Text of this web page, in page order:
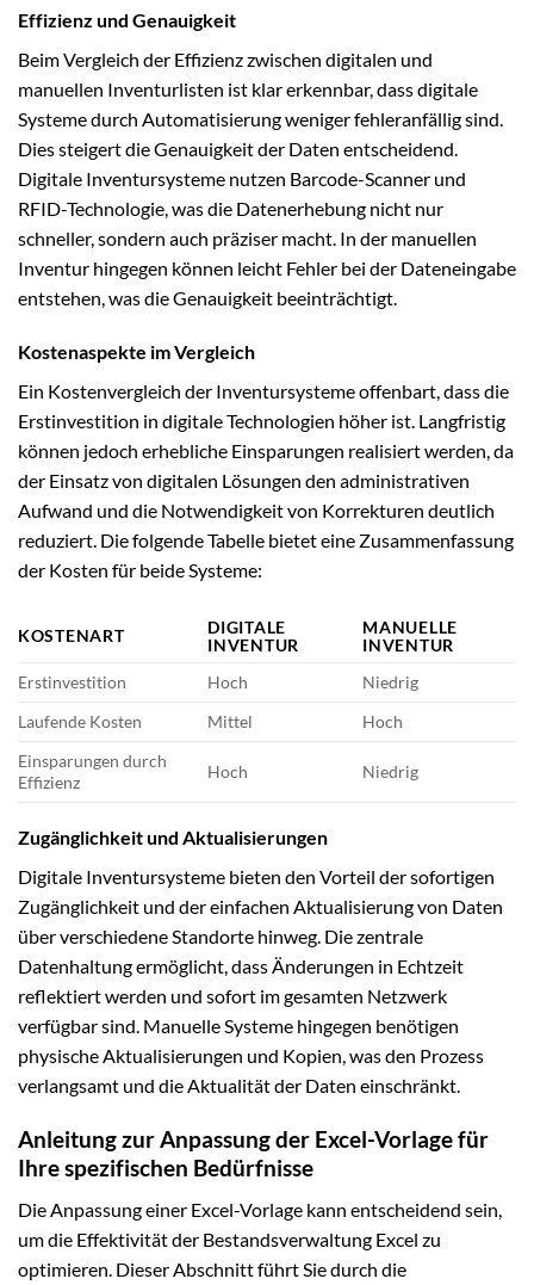
Effizienz und Genauigkeit
Beim Vergleich der Effizienz zwischen digitalen und
manuellen Inventurlisten ist klar erkennbar, dass digitale
Systeme durch Automatisierung weniger fehleranfällig sind.
Dies steigert die Genauigkeit der Daten entscheidend.
Digitale Inventursysteme nutzen Barcode-Scanner und
RFID-Technologie, was die Datenerhebung nicht nur
schneller, sondern auch präziser macht. In der manuellen
Inventur hingegen können leicht Fehler bei der Dateneingabe
entstehen, was die Genauigkeit beeinträchtigt.
Kostenaspekte im Vergleich
Ein Kostenvergleich der Inventursysteme offenbart, dass die
Erstinvestition in digitale Technologien höher ist. Langfristig
können jedoch erhebliche Einsparungen realisiert werden, da
der Einsatz von digitalen Lösungen den administrativen
Aufwand und die Notwendigkeit von Korrekturen deutlich
reduziert. Die folgende Tabelle bietet eine Zusammenfassung
der Kosten für beide Systeme:
KOSTENART
DIGITALE
INVENTUR
MANUELLE
INVENTUR
Erstinvestition
Hoch
Niedrig
Laufende Kosten
Mittel
Hoch
Einsparungen durch
Effizienz
Hoch Niedrig
Zugänglichkeit und Aktualisierungen
Digitale Inventursysteme bieten den Vorteil der sofortigen
Zugänglichkeit und der einfachen Aktualisierung von Daten
über verschiedene Standorte hinweg. Die zentrale
Datenhaltung ermöglicht, dass Änderungen in Echtzeit
reflektiert werden und sofort im gesamten Netzwerk
verfügbar sind. Manuelle Systeme hingegen benötigen
physische Aktualisierungen und Kopien, was den Prozess
verlangsamt und die Aktualität der Daten einschränkt.
Anleitung zur Anpassung der Excel-Vorlage für
Ihre spezifischen Bedürfnisse
Die Anpassung einer Excel-Vorlage kann entscheidend sein,
um die Effektivität der Bestandsverwaltung Excel zu
optimieren. Dieser Abschnitt führt Sie durch die